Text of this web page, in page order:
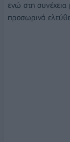
ενώ στη συνέχεια
προσωρινά